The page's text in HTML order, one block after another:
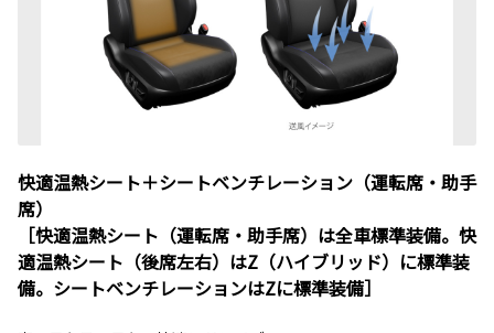
快適温熱シート＋シートベンチレーション（運転席・助手
席）
［快適温熱シート（運転席・助手席）は全車標準装備。快
適温熱シート（後席左右）はZ（ハイブリッド）に標準装
備。シートベンチレーションはZに標準装備］